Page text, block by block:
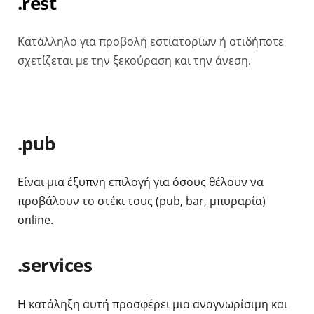
Κατάλληλο για προβολή εστιατορίων ή οτιδήποτε
σχετίζεται με την ξεκούραση και την άνεση.
.pub
Είναι μια έξυπνη επιλογή για όσους θέλουν να
προβάλουν το στέκι τους (pub, bar, μπυραρία)
online.
.services
Η κατάληξη αυτή προσφέρει μια αναγνωρίσιμη και